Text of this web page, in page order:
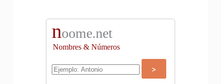
noome.net
Nombres & Números